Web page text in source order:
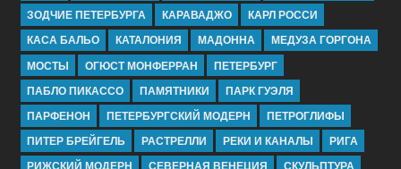
ЗОДЧИЕ ПЕТЕРБУРГА
КАРАВАДЖО
КАРЛ РОССИ
КАСА БАЛЬО
КАТАЛОНИЯ МАДОННА
МЕДУЗА ГОРГОНА
МОСТЫ
ОГЮСТ МОНФЕРРАН
ПЕТЕРБУРГ
ПАБЛО ПИКАССО
ПАМЯТНИКИ
ПАРК ГУЭЛЯ
ПАРФЕНОН
ПЕТЕРБУРГСКИЙ МОДЕРН
ПЕТРОГЛИФЫ
ПИТЕР БРЕЙГЕЛЬ
РАСТРЕЛЛИ РЕКИ И КАНАЛЫ
РИГА
РИЖСКИЙ МОДЕРН
СЕВЕРНАЯ ВЕНЕЦИЯ СКУЛЬПТУРА